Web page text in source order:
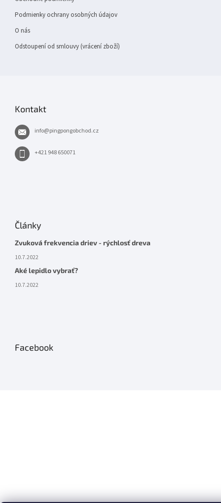
Podmienky ochrany osobných údajov
O nás
Odstoupení od smlouvy (vrácení zboží)
Kontakt
info@pingpongobchod.cz
+421 948 650071
Články
Zvuková frekvencia driev - rýchlosť dreva
10.7.2022
Aké lepidlo vybrať?
10.7.2022
Facebook